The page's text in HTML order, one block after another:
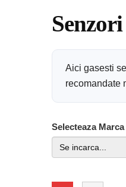
Aici gasesti
recomandate
Selecteaza Marca